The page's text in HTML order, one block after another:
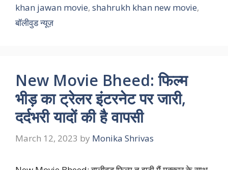
khan jawan movie, shahrukh khan new movie,
बॉलीवुड न्यूज़
New Movie Bheed: फिल्म
भीड़ का ट्रेलर इंटरनेट पर जारी,
दर्दभरी यादों की है वापसी
March 12, 2023 by Monika Shrivas